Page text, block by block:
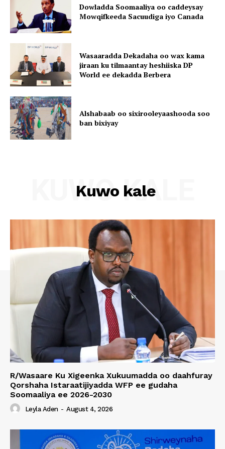
Dowladda Soomaaliya oo caddeysay
Mowqifkeeda Sacuudiga iyo Canada
Wasaaradda Dekadaha oo wax kama
jiraan ku tilmaantay heshiiska DP
World ee dekadda Berbera
Alshabaab oo sixirooleyaashooda soo
ban bixiyay
Kuwo kale
KUWO KALE
R/Wasaare Ku Xigeenka Xukuumadda oo daahfuray
Qorshaha Istaraatijiyadda WFP ee gudaha
Soomaaliya ee 2026-2030
Leyla Aden - August 4, 2026